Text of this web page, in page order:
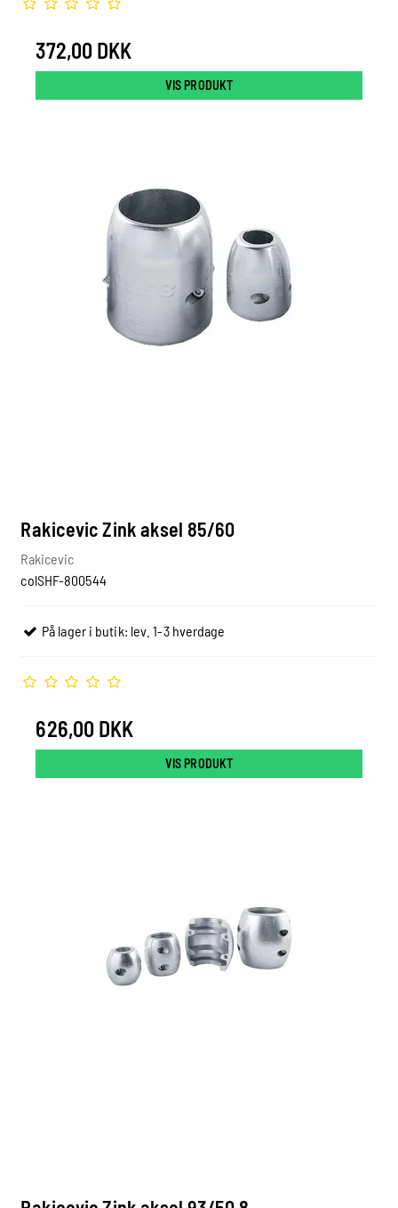
372,00 DKK
VIS PRODUKT
Rakicevic Zink aksel 85/60
Rakicevic
colSHF-800544
På lager i butik: lev. 1-3 hverdage
626,00 DKK
VIS PRODUKT